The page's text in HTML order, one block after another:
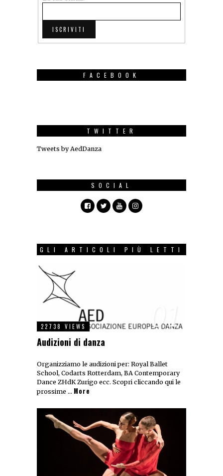
FACEBOOK
TWITTER
Tweets by AedDanza
SOCIAL
GLI ARTICOLI PIÙ LETTI
01
22738 VIEWS
Audizioni di danza
Organizziamo le audizioni per: Royal Ballet
School, Codarts Rotterdam, BA Contemporary
Dance ZHdK Zurigo ecc. Scopri cliccando qui le
prossime … More